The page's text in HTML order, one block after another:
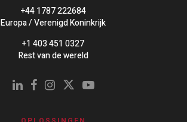
+44 1787 222684
Europa / Verenigd Koninkrijk
+1 403 451 0327
Rest van de wereld